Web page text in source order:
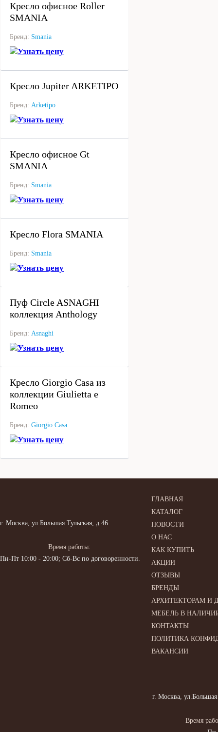
Кресло офисное Roller
SMANIA
Бренд: Smania
Узнать цену
Кресло Jupiter ARKETIPO
Бренд: Arketipo
Узнать цену
Кресло офисное Gt
SMANIA
Бренд: Smania
Узнать цену
Кресло Flora SMANIA
Бренд: Smania
Узнать цену
Пуф Circle ASNAGHI
коллекция Anthology
Бренд: Asnaghi
Узнать цену
Кресло Giorgio Casa из
коллекции Giulietta e
Romeo
Бренд: Giorgio Casa
Узнать цену
г. Москва, ул.Большая Тульская, д.46
Время работы:
Пн-Пт 10:00 - 20:00; Сб-Вс по договоренности.
ГЛАВНАЯ
КАТАЛОГ
НОВОСТИ
О НАС
КАК КУПИТЬ
АКЦИИ
ОТЗЫВЫ
БРЕНДЫ
АРХИТЕКТОРАМ И
МЕБЕЛЬ В
КОНТАКТЫ
ПОЛИТИКА
ВАКАНСИИ
г. Москва, ул.Большая
Время